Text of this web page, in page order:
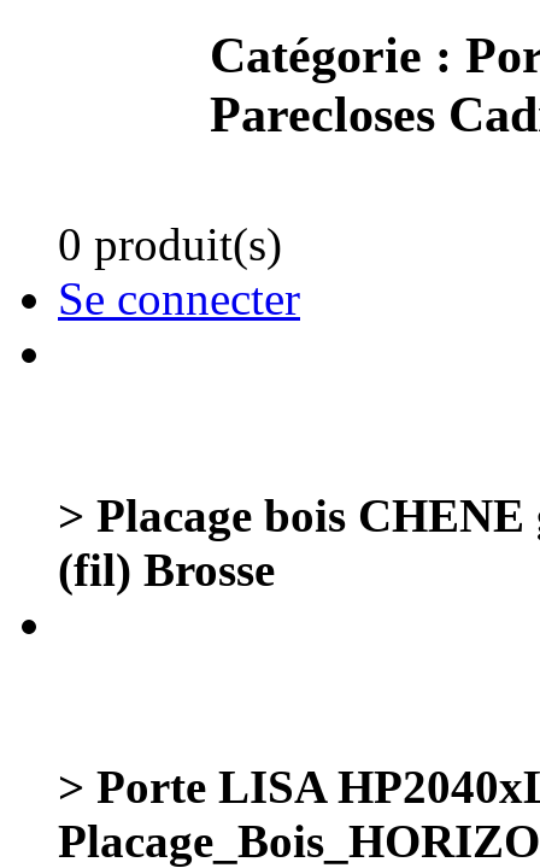
Catégorie :
Parecloses
0 produit(s)
Se connecter
> Placage bois
(fil) Brosse
> Porte LISA